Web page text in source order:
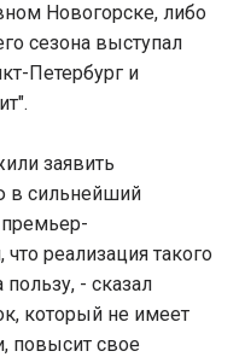
Новогорске, либо
сезона выступал
Петербург и
заявить
в сильнейший
реализация такого
- сказал
который не имеет
повысит свое